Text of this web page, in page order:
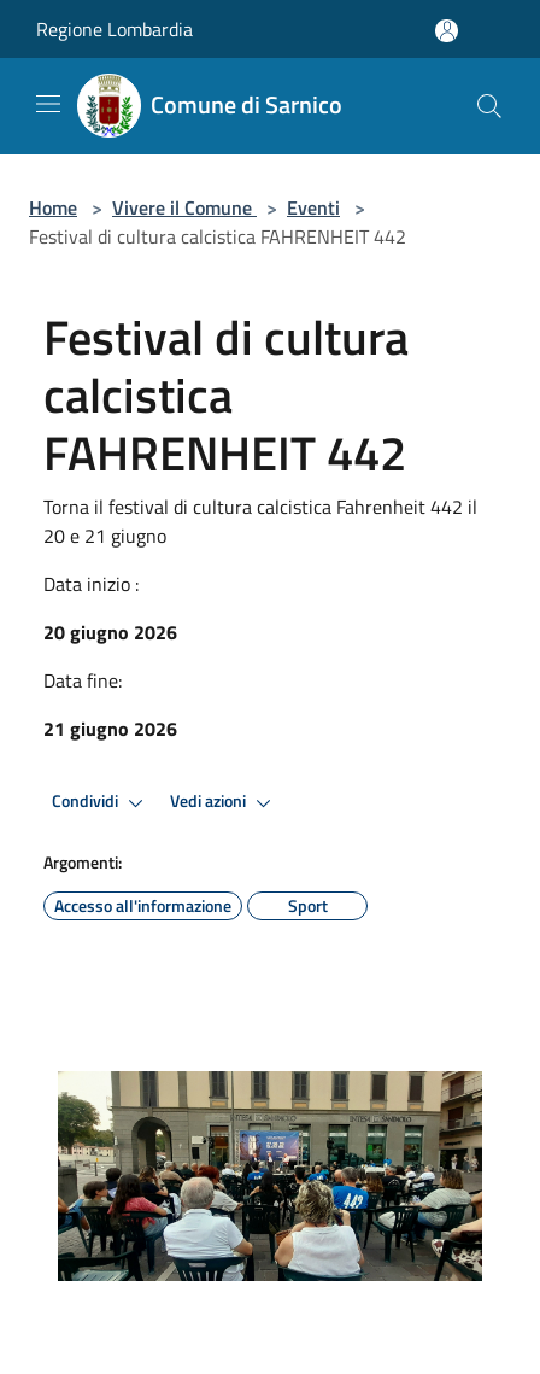
Regione Lombardia
Comune di Sarnico
Home > Vivere il Comune > Eventi >
Festival di cultura calcistica FAHRENHEIT 442
Festival di cultura
calcistica
FAHRENHEIT 442
Torna il festival di cultura calcistica Fahrenheit 442 il
20 e 21 giugno
Data inizio :
20 giugno 2026
Data fine:
21 giugno 2026
Condividi Vedi azioni
Argomenti:
Accesso all'informazione
Sport